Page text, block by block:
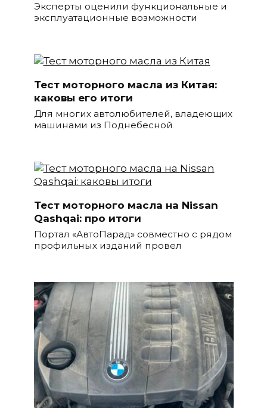
Эксперты оценили функциональные и
эксплуатационные возможности
Тест моторного масла из Китая:
каковы его итоги
Для многих автолюбителей, владеющих
машинами из Поднебесной
Тест моторного масла на Nissan
Qashqai: про итоги
Портал «АвтоПарад» совместно с рядом
профильных изданий провел